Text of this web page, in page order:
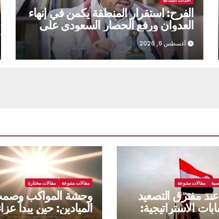
الفرح: استقرار المنطقة يكمن في إنهاء
العدوان ورفع الحصار السعودي على
اليمن
أغسطس 6, 2026
مقالات متنوعة
عند مفترق التصعيد
الاستراتيجية:
مقالات متنوعة مقالات مختارة
وحشة المواكب
الميادين: حين يبدأ